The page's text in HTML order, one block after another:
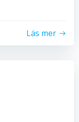
Läs mer